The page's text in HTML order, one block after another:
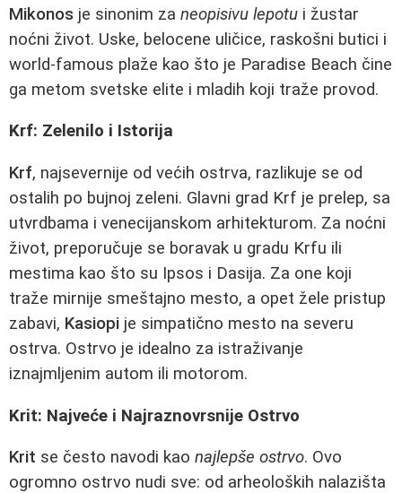
Mikonos je sinonim za neopisivu lepotu i žustar
noćni život. Uske, belocene uličice, raskošni butici i
world-famous plaže kao što je Paradise Beach čine
ga metom svetske elite i mladih koji traže provod.
Krf: Zelenilo i Istorija
Krf, najsevernije od većih ostrva, razlikuje se od
ostalih po bujnoj zeleni. Glavni grad Krf je prelep, sa
utvrdbama i venecijanskom arhitekturom. Za noćni
život, preporučuje se boravak u gradu Krfu ili
mestima kao što su Ipsos i Dasija. Za one koji
traže mirnije smeštajno mesto, a opet žele pristup
zabavi, Kasiopi je simpatično mesto na severu
ostrva. Ostrvo je idealno za istraživanje
iznajmljenim autom ili motorom.
Krit: Najveće i Najraznovrsnije Ostrvo
Krit se često navodi kao najlepše ostrvo. Ovo
ogromno ostrvo nudi sve: od arheoloških nalazišta